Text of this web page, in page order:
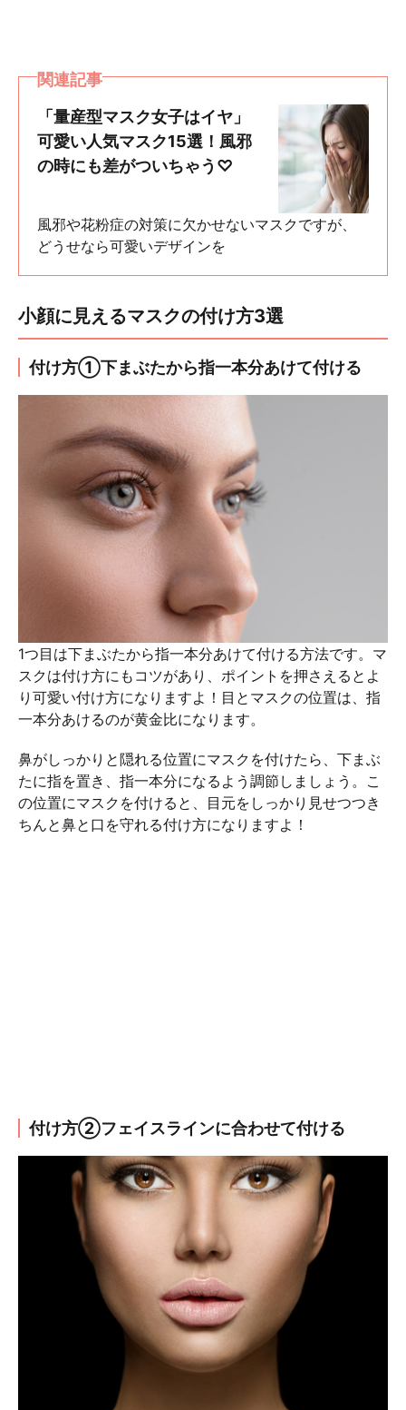
関連記事
「量産型マスク女子はイヤ」
可愛い人気マスク15選！風邪
の時にも差がついちゃう♡
風邪や花粉症の対策に欠かせないマスクですが、
どうせなら可愛いデザインを
小顔に見えるマスクの付け方3選
付け方①下まぶたから指一本分あけて付ける
1つ目は下まぶたから指一本分あけて付ける方法です。マ
スクは付け方にもコツがあり、ポイントを押さえるとよ
り可愛い付け方になりますよ！目とマスクの位置は、指
一本分あけるのが黄金比になります。
鼻がしっかりと隠れる位置にマスクを付けたら、下まぶ
たに指を置き、指一本分になるよう調節しましょう。こ
の位置にマスクを付けると、目元をしっかり見せつつき
ちんと鼻と口を守れる付け方になりますよ！
付け方②フェイスラインに合わせて付ける